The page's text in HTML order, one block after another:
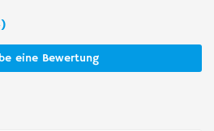
eine Bewertung